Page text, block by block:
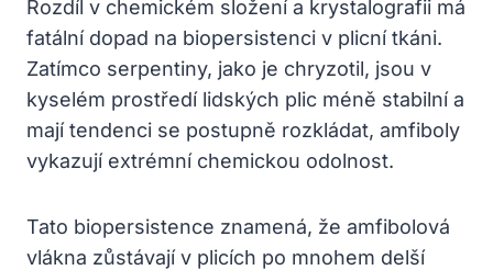
Rozdíl v chemickém složení a krystalografii má
fatální dopad na biopersistenci v plicní tkáni.
Zatímco serpentiny, jako je chryzotil, jsou v
kyselém prostředí lidských plic méně stabilní a
mají tendenci se postupně rozkládat, amfiboly
vykazují extrémní chemickou odolnost.
Tato biopersistence znamená, že amfibolová
vlákna zůstávají v plicích po mnohem delší